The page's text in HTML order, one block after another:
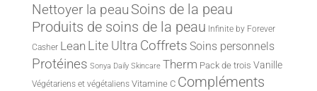
Nettoyer la peau Soins de la peau
Produits de soins de la peau Infinite by Forever
Casher Lean Lite Ultra Coffrets Soins personnels
Protéines Sonya Daily Skincare Therm Pack de trois Vanille
Végétariens et végétaliens Vitamine C Compléments